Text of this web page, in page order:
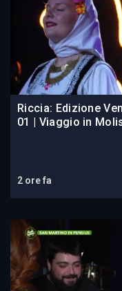
Riccia: Edizione
01 | Viaggio in
2 ore fa